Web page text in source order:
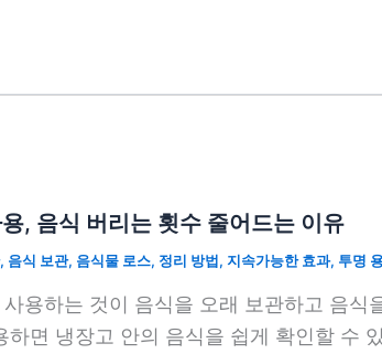
, 음식 버리는 횟수 줄어드는 이유
, 음식 보관, 음식물 로스, 정리 방법, 지속가능한 효과, 투명
용하는 것이 음식을 오래 보관하고 음
하면 냉장고 안의 음식을 쉽게 확인할 수